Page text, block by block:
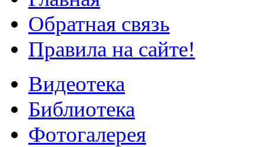
Обратная связь
Правила на сайте!
Видеотека
Библиотека
Фотогалерея